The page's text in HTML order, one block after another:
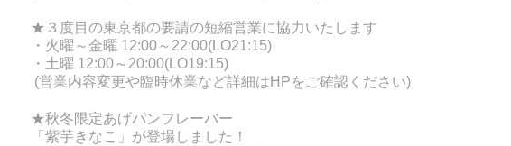
★３度目の東京都の要請の短縮営業に協力いたします
・火曜～金曜 12:00～22:00(LO21:15)
・土曜 12:00～20:00(LO19:15)
(営業内容変更や臨時休業など詳細はHPをご確認ください)
★秋冬限定あげパンフレーバー
「紫芋きなこ」が登場しました！